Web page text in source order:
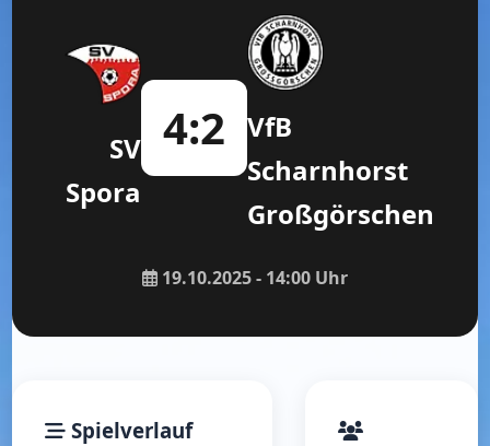
SV
Spora
4:2
VfB
Scharnhorst
Großgörschen
19.10.2025 - 14:00 Uhr
Spielverlauf